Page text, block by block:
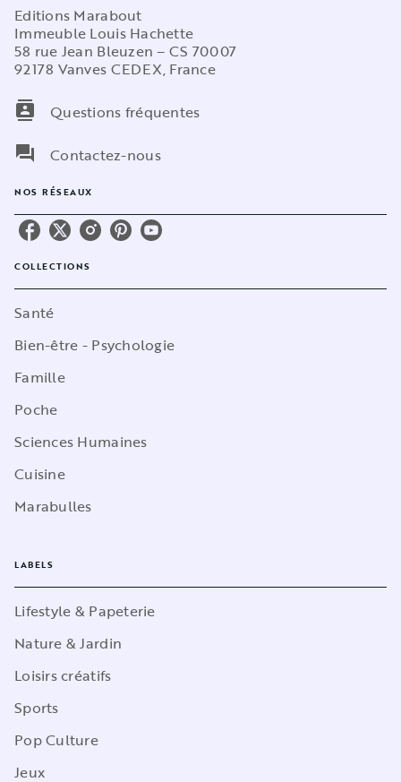
Editions Marabout
Immeuble Louis Hachette
58 rue Jean Bleuzen – CS 70007
92178 Vanves CEDEX, France
contacts
Questions fréquentes
question_answer
Contactez-nous
NOS RÉSEAUX
COLLECTIONS
Santé
Bien-être - Psychologie
Famille
Poche
Sciences Humaines
Cuisine
Marabulles
LABELS
Lifestyle & Papeterie
Nature & Jardin
Loisirs créatifs
Sports
Pop Culture
Jeux